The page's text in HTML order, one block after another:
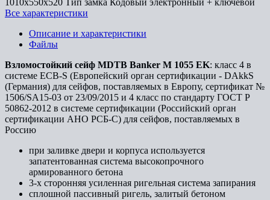
Все характеристики
Описание и характеристики
Файлы
Взломостойкий сейф MDTB Banker M 1055 EK: класс 4 в
системе ECB-S (Европейский орган сертификации - DAkkS
(Германия) для сейфов, поставляемых в Европу, сертификат №
1506/SA15-03 от 23/09/2015 и 4 класс по стандарту ГОСТ Р
50862-2012 в системе сертификации (Российский орган
сертификации АНО РСБ-С) для сейфов, поставляемых в
Россию
при заливке двери и корпуса используется
запатентованная система высокопрочного
армированного бетона
3-х сторонняя усиленная ригельная система запирания
сплошной пассивный ригель, залитый бетоном